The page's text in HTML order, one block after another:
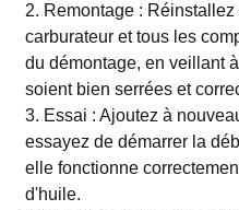
2. Remontage :
carburateur et tous les
du démontage, en veillant
soient bien serrées et
3. Essai : Ajoutez à
essayez de démarrer la
elle fonctionne
d'huile.